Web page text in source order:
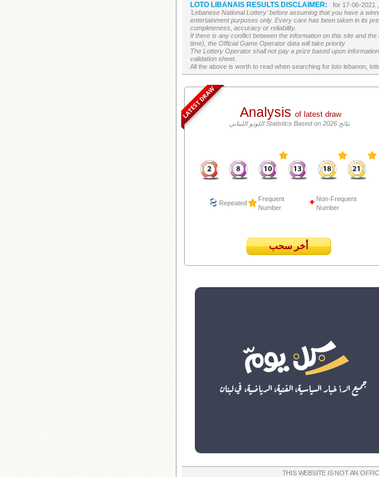
LOTO LIBANAIS RESULTS DISCLAIMER:
'Lebanese National Lottery' before assuming that you have a
entertainment purposes only. Every care has been taken in its
completeness, accuracy or reliability.
If there is any conflict between the information on this site and
time), the Official Game Operator data will take priority
The Lottery Operator shall not pay a prize based upon
validation sheet.
LATEST DRAW Analysis of latest draw
اللوتو اللبناني Statistics Based on 2026 نتائج
Repeated
Frequent
Number
Non-Frequent
Number
أخر سحب
THIS WEBSITE IS NOT AN